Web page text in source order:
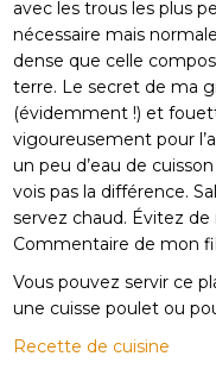
avec les trous les plus
nécessaire mais
dense que celle
terre. Le secret de ma
(évidemment !) et
vigoureusement pour
un peu d’eau de
vois pas la différence.
servez chaud. Évitez
Commentaire de mon
Vous pouvez servir ce
une cuisse poulet ou
Recette de cuisine